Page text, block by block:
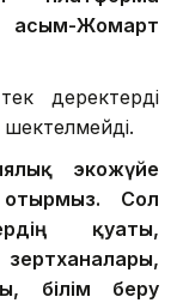
Жомарт
деректерді
экожүйе
отырмыз. Сол
қуаты,
білім беру